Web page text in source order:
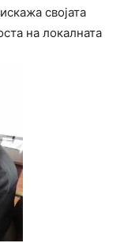
својата
на локалната